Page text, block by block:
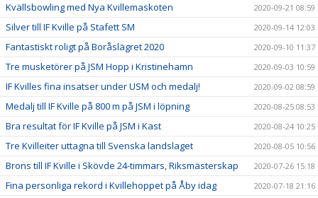
Kvällsbowling med Nya Kvillemaskoten 2020-09-21 08:59
Silver till IF Kville på Stafett SM 2020-09-14 12:03
Fantastiskt roligt på Boråslägret 2020 2020-09-10 11:37
Tre musketörer på JSM Hopp i Kristinehamn 2020-09-03 10:59
IF Kvilles fina insatser under USM och medalj! 2020-09-02 08:59
Medalj till IF Kville på 800 m på JSM i löpning 2020-08-25 08:53
Bra resultat för IF Kville på JSM i Kast 2020-08-24 10:25
Tre Kvilleiter uttagna till Svenska landslaget 2020-08-05 10:56
Brons till IF Kville i Skövde 24-timmars, Riksmästerskap 2020-07-26 15:18
Fina personliga rekord i Kvillehoppet på Åby idag 2020-07-18 21:16